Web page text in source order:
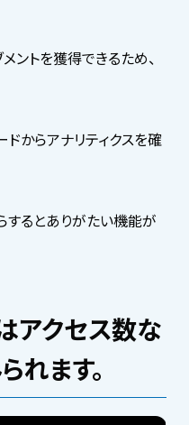
ントを獲得できるため、
ドからアナリティクスを確
するとありがたい機能が
アクセス数な
れます。